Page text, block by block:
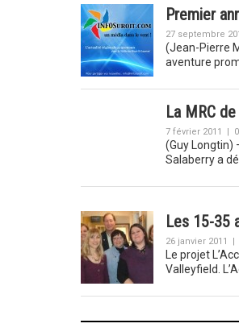
Premier
27 septembre
(Jean-Pierre
aventure
La MRC
7 février 2011 |
(Guy Longtin)
Salaberry a
Les 15-35
26 janvier 2011 |
Le projet
Valleyfield.